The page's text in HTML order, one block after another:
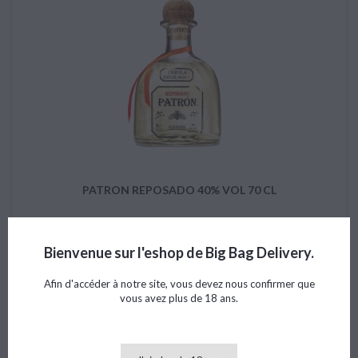
PATRON REPOSADO 40% VOL 70 CL
Prix
67,72 €
 Ajouter au panier
Bienvenue sur l'eshop de Big Bag Delivery.
Afin d'accéder à notre site, vous devez nous confirmer que
vous avez plus de 18 ans.